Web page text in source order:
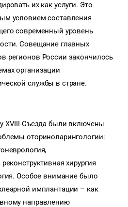
их как услуги. Это
условием составления
современный уровень
Совещание главных
регионов России закончилось
организации
службы в стране.
XVIII Съезда были включены
оториноларингологии:
хирургия
Особое внимание было
имплантации – как
направлению